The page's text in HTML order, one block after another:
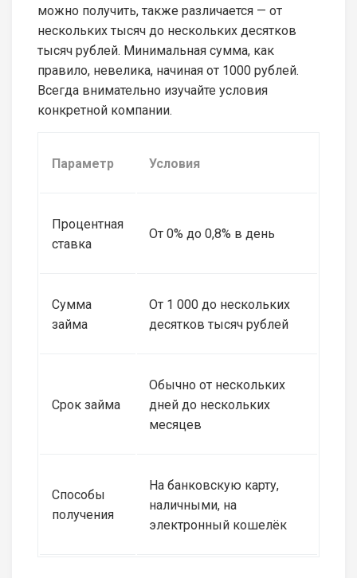
можно получить, также различается — от
нескольких тысяч до нескольких десятков
тысяч рублей. Минимальная сумма, как
правило, невелика, начиная от 1000 рублей.
Всегда внимательно изучайте условия
конкретной компании.
Параметр Условия
Процентная
ставка
От 0% до 0,8% в день
Сумма
займа
От 1 000 до нескольких
десятков тысяч рублей
Срок займа
Обычно от нескольких
дней до нескольких
месяцев
Способы
получения
На банковскую карту,
наличными, на
электронный кошелёк